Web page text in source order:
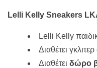
44,90€.
Lelli Kelly Sneakers
Lelli Kelly
Διαθέτει
Διαθέτει δώρο